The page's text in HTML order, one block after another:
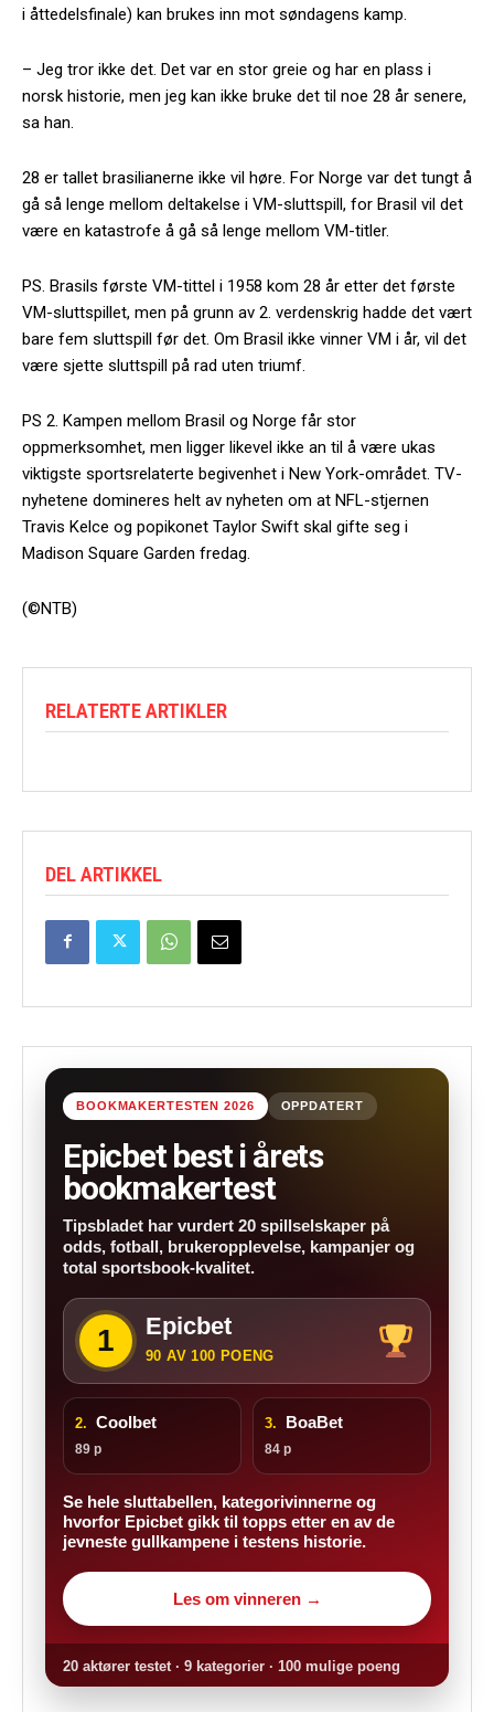
i åttedelsfinale) kan brukes inn mot søndagens kamp.
– Jeg tror ikke det. Det var en stor greie og har en plass i
norsk historie, men jeg kan ikke bruke det til noe 28 år senere,
sa han.
28 er tallet brasilianerne ikke vil høre. For Norge var det tungt å
gå så lenge mellom deltakelse i VM-sluttspill, for Brasil vil det
være en katastrofe å gå så lenge mellom VM-titler.
PS. Brasils første VM-tittel i 1958 kom 28 år etter det første
VM-sluttspillet, men på grunn av 2. verdenskrig hadde det vært
bare fem sluttspill før det. Om Brasil ikke vinner VM i år, vil det
være sjette sluttspill på rad uten triumf.
PS 2. Kampen mellom Brasil og Norge får stor
oppmerksomhet, men ligger likevel ikke an til å være ukas
viktigste sportsrelaterte begivenhet i New York-området. TV-
nyhetene domineres helt av nyheten om at NFL-stjernen
Travis Kelce og popikonet Taylor Swift skal gifte seg i
Madison Square Garden fredag.
(©NTB)
RELATERTE ARTIKLER
DEL ARTIKKEL
BOOKMAKERTESTEN 2026 OPPDATERT
Epicbet best i årets
bookmakertest
Tipsbladet har vurdert 20 spillselskaper på
odds, fotball, brukeropplevelse, kampanjer og
total sportsbook-kvalitet.
1 Epicbet
90 AV 100 POENG
2. Coolbet
89 p
3. BoaBet
84 p
Se hele sluttabellen, kategorivinnerne og
hvorfor Epicbet gikk til topps etter en av de
jevneste gullkampene i testens historie.
Les om vinneren →
20 aktører testet · 9 kategorier · 100 mulige poeng